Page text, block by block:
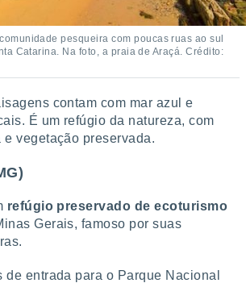
pesqueira com poucas ruas ao sul
Catarina. Na foto, a praia de Araçá. Crédito:
contam com mar azul e
É um refúgio da natureza, com
e vegetação preservada.
refúgio preservado de ecoturismo
Gerais, famoso por suas
de entrada para o Parque Nacional